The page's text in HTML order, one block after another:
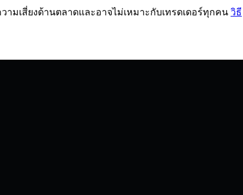
ามเสี่ยงด้านตลาดและอาจไม่เหมาะกับเทรดเดอร์ทุกคน วิธี